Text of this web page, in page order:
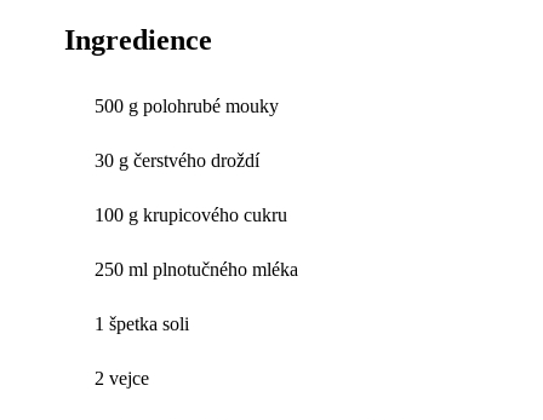
Ingredience
500 g polohrubé mouky
30 g čerstvého droždí
100 g krupicového cukru
250 ml plnotučného mléka
1 špetka soli
2 vejce